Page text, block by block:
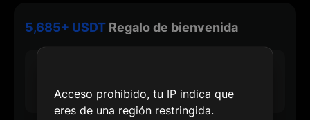
5,685+ USDT Regalo de bienvenida
Recompensa máx. de registro
Acceso prohibido, tu IP indica que
eres de una región restringida.